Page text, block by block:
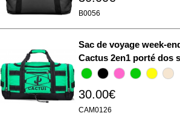
B0056
Sac de voyage week-
Cactus 2en1 porté dos
30.00€
CAM0126